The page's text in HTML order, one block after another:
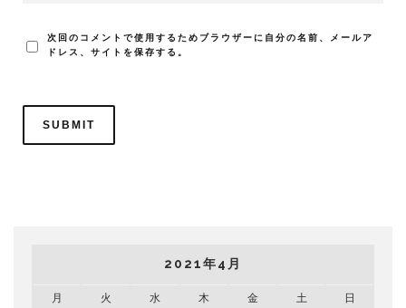
次回のコメントで使用するためブラウザーに自分の名前、メールア
ドレス、サイトを保存する。
2021年4月
月 火 水 木 金 土 日